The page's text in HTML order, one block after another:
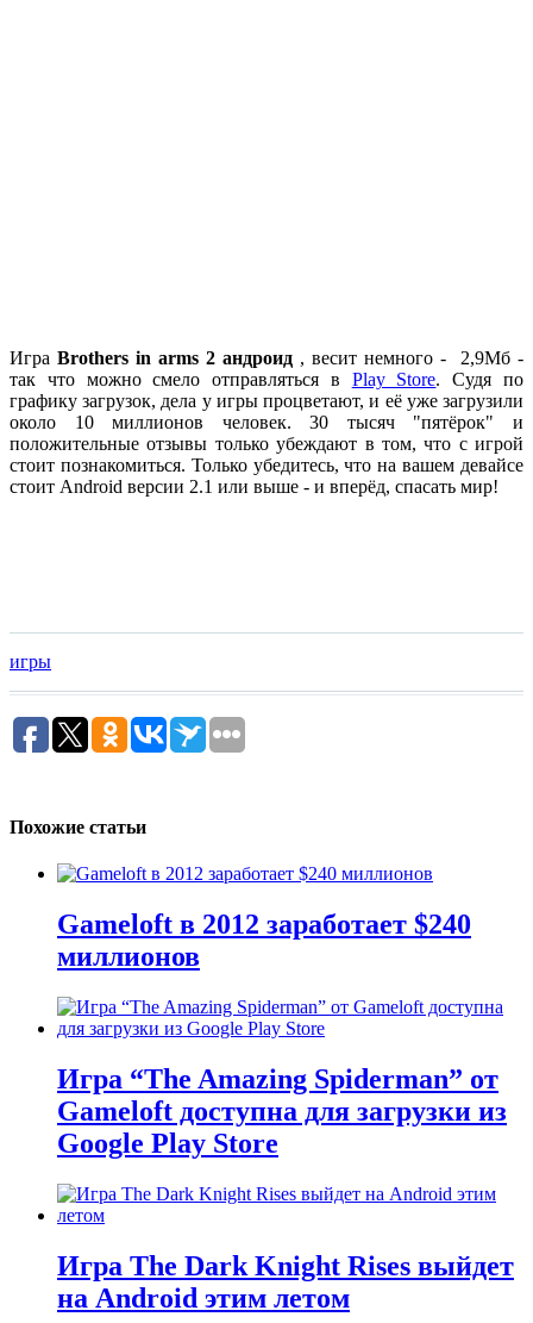
Игра Вrothers in arms 2 андроид , весит немного - 2,9Mб -
так что можно смело отправляться в Play Store. Судя по
графику загрузок, дела у игры процветают, и её уже загрузили
около 10 миллионов человек. 30 тысяч "пятёрок" и
положительные отзывы только убеждают в том, что с игрой
стоит познакомиться. Только убедитесь, что на вашем девайсе
стоит Android версии 2.1 или выше - и вперёд, спасать мир!
игры
Похожие статьи
Gameloft в 2012 заработает $240
миллионов
Игра “The Amazing Spiderman” от
Gameloft доступна для загрузки из
Google Play Store
Игра The Dark Knight Rises выйдет
на Android этим летом